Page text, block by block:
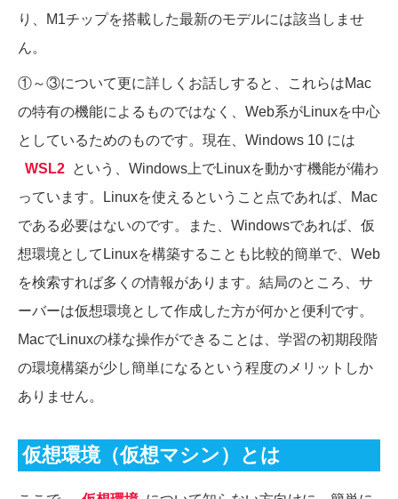
り、M1チップを搭載した最新のモデルには該当しませ
ん。
①～③について更に詳しくお話しすると、これらはMac
の特有の機能によるものではなく、Web系がLinuxを中心
としているためのものです。現在、Windows 10 には
WSL2 という、Windows上でLinuxを動かす機能が備わ
っています。Linuxを使えるということ点であれば、Mac
である必要はないのです。また、Windowsであれば、仮
想環境としてLinuxを構築することも比較的簡単で、Web
を検索すれば多くの情報があります。結局のところ、サ
ーバーは仮想環境として作成した方が何かと便利です。
MacでLinuxの様な操作ができることは、学習の初期段階
の環境構築が少し簡単になるという程度のメリットしか
ありません。
仮想環境（仮想マシン）とは